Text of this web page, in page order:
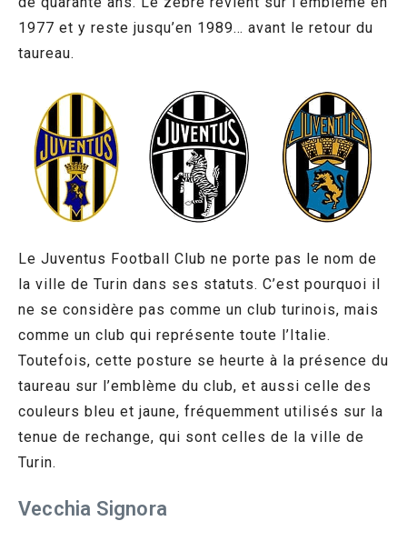
1977 et y reste jusqu’en 1989… avant le retour du
taureau.
Le Juventus Football Club ne porte pas le nom de
la ville de Turin dans ses statuts. C’est pourquoi il
ne se considère pas comme un club turinois, mais
comme un club qui représente toute l’Italie.
Toutefois, cette posture se heurte à la présence du
taureau sur l’emblème du club, et aussi celle des
couleurs bleu et jaune, fréquemment utilisés sur la
tenue de rechange, qui sont celles de la ville de
Turin.
Vecchia Signora